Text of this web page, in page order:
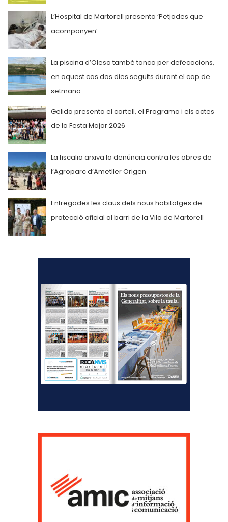
L’Hospital de Martorell presenta ‘Petjades que
acompanyen’
La piscina d’Olesa també tanca per defecacions,
en aquest cas dos dies seguits durant el cap de
setmana
Gelida presenta el cartell, el Programa i els actes
de la Festa Major 2026
La fiscalia arxiva la denúncia contra les obres de
l’Agroparc d’Ametller Origen
Entregades les claus dels nous habitatges de
protecció oficial al barri de la Vila de Martorell